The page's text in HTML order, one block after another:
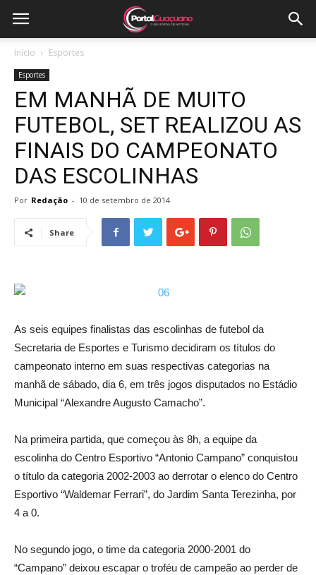
Início Esportes
Esportes
EM MANHÃ DE MUITO
FUTEBOL, SET REALIZOU AS
FINAIS DO CAMPEONATO
DAS ESCOLINHAS
Por Redação - 10 de setembro de 2014
Share
As seis equipes finalistas das escolinhas de futebol da
Secretaria de Esportes e Turismo decidiram os títulos do
campeonato interno em suas respectivas categorias na
manhã de sábado, dia 6, em três jogos disputados no Estádio
Municipal “Alexandre Augusto Camacho”.
Na primeira partida, que começou às 8h, a equipe da
escolinha do Centro Esportivo “Antonio Campano” conquistou
o título da categoria 2002-2003 ao derrotar o elenco do Centro
Esportivo “Waldemar Ferrari”, do Jardim Santa Terezinha, por
4 a 0.
No segundo jogo, o time da categoria 2000-2001 do
“Campano” deixou escapar o troféu de campeão ao perder de